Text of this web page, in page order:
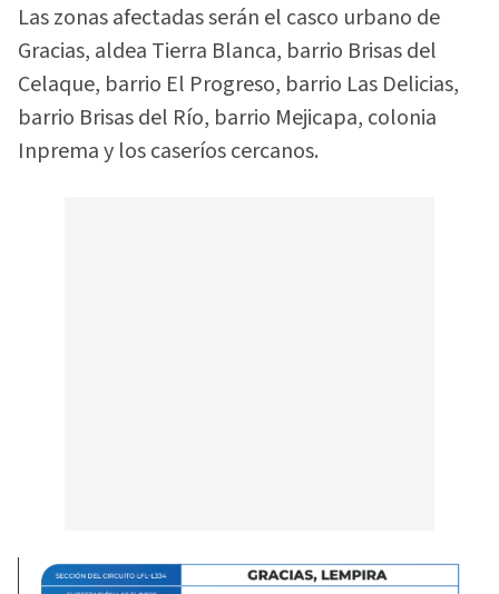
Las zonas afectadas serán el casco urbano de
Gracias, aldea Tierra Blanca, barrio Brisas del
Celaque, barrio El Progreso, barrio Las Delicias,
barrio Brisas del Río, barrio Mejicapa, colonia
Inprema y los caseríos cercanos.